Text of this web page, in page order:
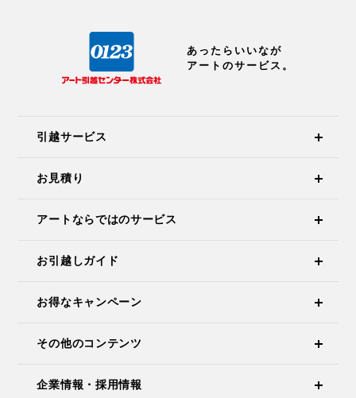
あったらいいなが
アートのサービス。
引越サービス
お見積り
アートならではのサービス
お引越しガイド
お得なキャンペーン
その他のコンテンツ
企業情報・採用情報